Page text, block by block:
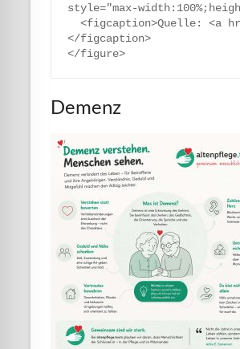
style="max-
</figcaption>
Demenz